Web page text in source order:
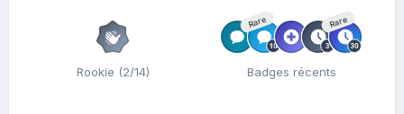
Rookie (2/14)
Rare Rare
Badges récents